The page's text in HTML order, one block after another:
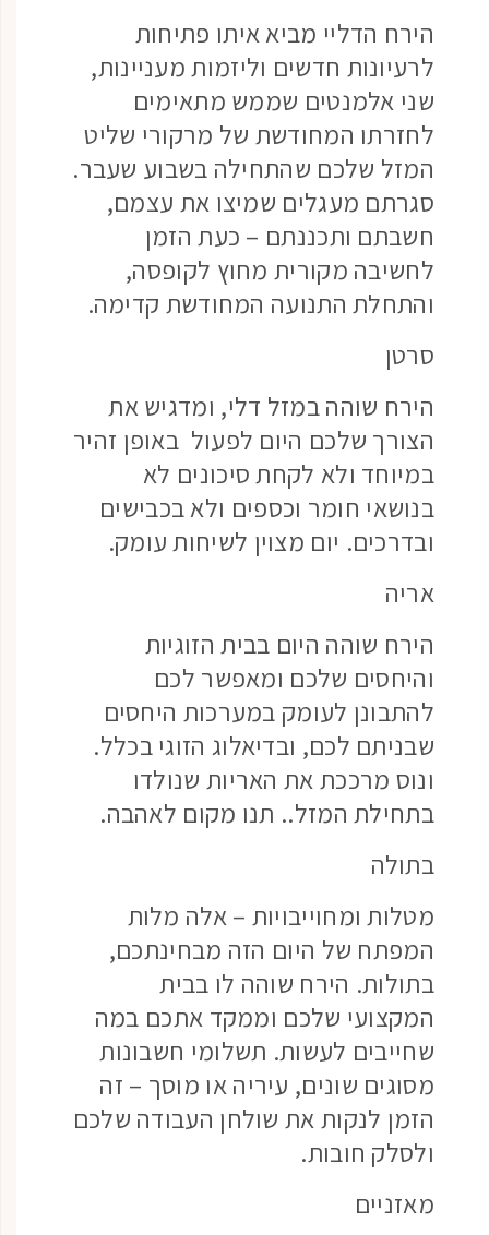
הירח הדליי מביא איתו פתיחות
לרעיונות חדשים וליזמות מעניינות,
שני אלמנטים שממש מתאימים
לחזרתו המחודשת של מרקורי שליט
המזל שלכם שהתחילה בשבוע שעבר.
סגרתם מעגלים שמיצו את עצמם,
חשבתם ותכננתם – כעת הזמן
לחשיבה מקורית מחוץ לקופסה,
והתחלת התנועה המחודשת קדימה.
סרטן
הירח שוהה במזל דלי, ומדגיש את
הצורך שלכם היום לפעול באופן זהיר
במיוחד ולא לקחת סיכונים לא
בנושאי חומר וכספים ולא בכבישים
ובדרכים. יום מצוין לשיחות עומק.
אריה
הירח שוהה היום בבית הזוגיות
והיחסים שלכם ומאפשר לכם
להתבונן לעומק במערכות היחסים
שבניתם לכם, ובדיאלוג הזוגי בכלל.
ונוס מרככת את האריות שנולדו
בתחילת המזל.. תנו מקום לאהבה.
בתולה
מטלות ומחוייבויות – אלה מלות
המפתח של היום הזה מבחינתכם,
בתולות. הירח שוהה לו בבית
המקצועי שלכם וממקד אתכם במה
שחייבים לעשות. תשלומי חשבונות
מסוגים שונים, עיריה או מוסך – זה
הזמן לנקות את שולחן העבודה שלכם
ולסלק חובות.
מאזניים